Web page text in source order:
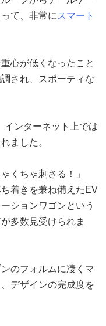
て、非常に スマート
心が低くなったこと
され、スポーティな
インターネット上では
ました。
くちゃ刺さる！」
着きを兼ね備えたEV
ションワゴンという
多数見受けられま
のフォルムに凄くマ
デザインの完成度を